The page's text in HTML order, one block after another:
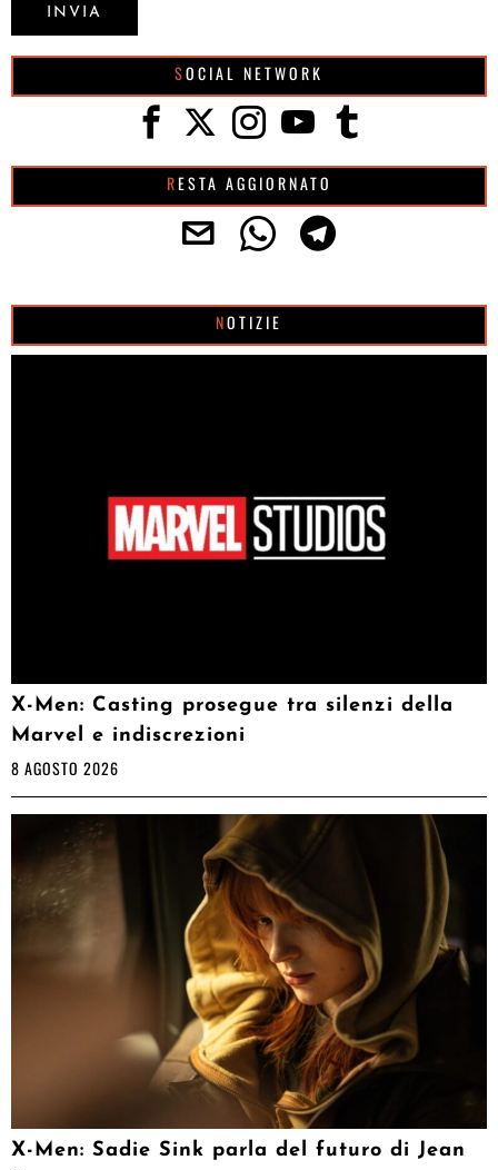
SOCIAL NETWORK
RESTA AGGIORNATO
NOTIZIE
X-Men: Casting prosegue tra silenzi della
Marvel e indiscrezioni
8 AGOSTO 2026
X-Men: Sadie Sink parla del futuro di Jean